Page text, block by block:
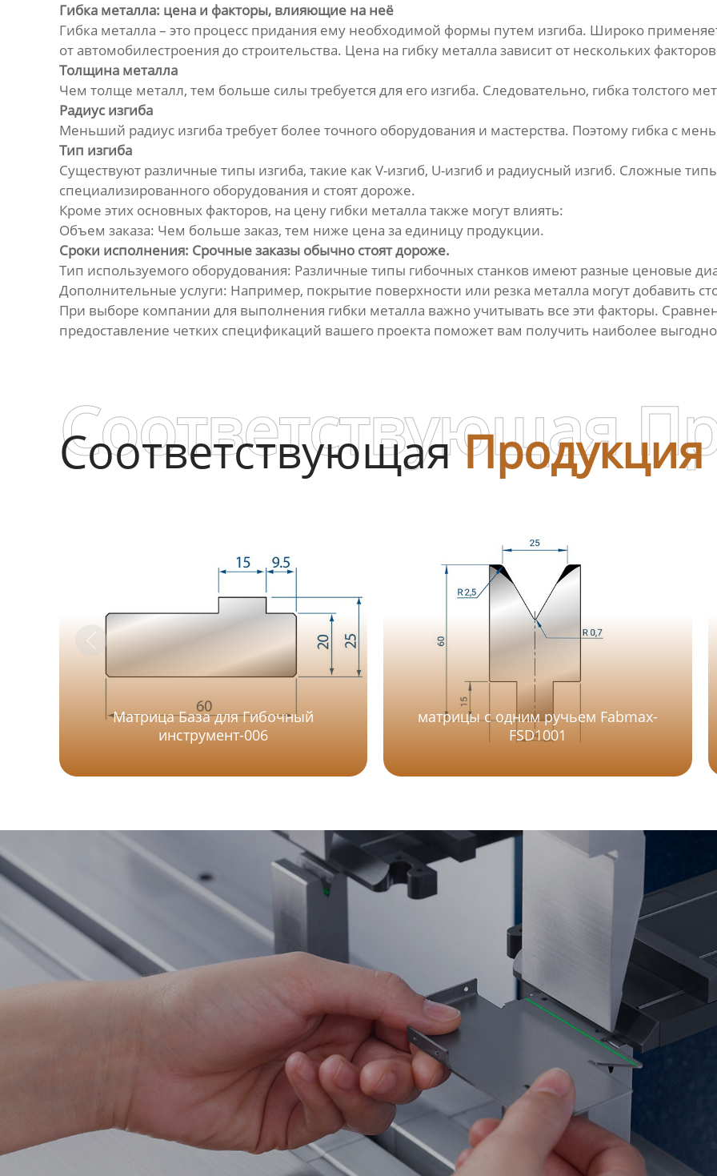
Гибка металла: цена и факторы, влияющие на неё
Гибка металла – это процесс придания ему необходимой формы путем изгиба. Широко
от автомобилестроения до строительства. Цена на гибку металла зависит от нескольких
Толщина металла
Чем толще металл, тем больше силы требуется для его изгиба. Следовательно, гибка толстого
Радиус изгиба
Меньший радиус изгиба требует более точного оборудования и мастерства. Поэтому гибка с
Тип изгиба
Существуют различные типы изгиба, такие как V-изгиб, U-изгиб и радиусный изгиб. Сложные
специализированного оборудования и стоят дороже.
Кроме этих основных факторов, на цену гибки металла также могут влиять:
Объем заказа: Чем больше заказ, тем ниже цена за единицу продукции.
Сроки исполнения: Срочные заказы обычно стоят дороже.
Тип используемого оборудования: Различные типы гибочных станков имеют разные ценовые
Дополнительные услуги: Например, покрытие поверхности или резка металла могут добавить
При выборе компании для выполнения гибки металла важно учитывать все эти факторы.
предоставление четких спецификаций вашего проекта поможет вам получить наиболее
СоответствующаяПродукция
Соответствующая
Матрица База для Гибочный
инструмент-006
матрицы с одним ручьем Fabmax-
FSD1001